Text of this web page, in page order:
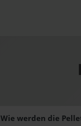
Wie werden die